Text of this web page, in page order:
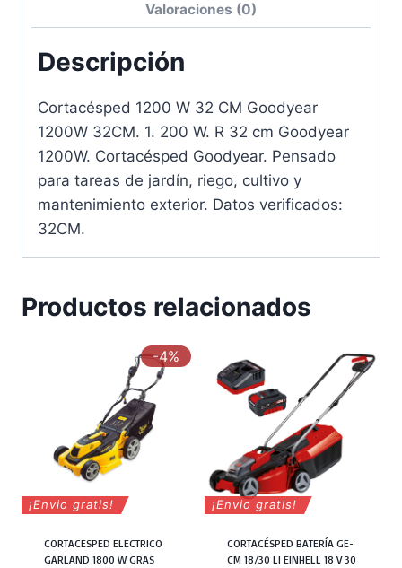
Valoraciones (0)
Descripción
Cortacésped 1200 W 32 CM Goodyear
1200W 32CM. 1. 200 W. R 32 cm Goodyear
1200W. Cortacésped Goodyear. Pensado
para tareas de jardín, riego, cultivo y
mantenimiento exterior. Datos verificados:
32CM.
Productos relacionados
-4%
¡Envio gratis!
CORTACESPED ELECTRICO
GARLAND 1800 W GRAS
¡Envio gratis!
CORTACÉSPED BATERÍA GE-
CM 18/30 LI EINHELL 18 V 30